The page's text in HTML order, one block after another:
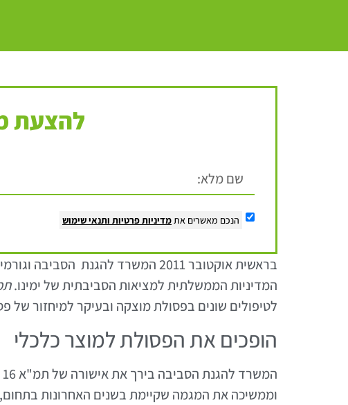
להצעת
הנכם מאשרים אתמדיניות פרטיות ותנאי שימוש
בראשית אוקטובר 2011 המשרד
המדיניות הממשלתית למציאות הסביבתית של ימינו.
לטיפולים שונים בפסולת מוצקה ובעיקר למיחזור של
הופכים את הפסולת למוצר כלכלי
וממשיכה את המגמה שקיימת בשנים האחרונות